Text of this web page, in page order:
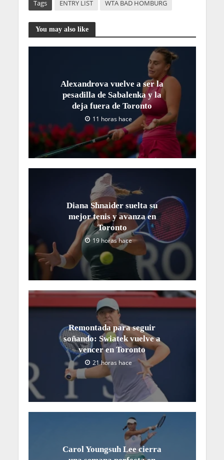
Tags ENTRY LIST WTA BAD HOMBURG
You may also like
Alexandrova vuelve a ser la
pesadilla de Sabalenka y la
deja fuera de Toronto
11 horas hace
Diana Shnaider suelta su
mejor tenis y avanza en
Toronto
19 horas hace
Remontada para seguir
soñando: Swiatek vuelve a
vencer en Toronto
21 horas hace
Carol Youngsuh Lee cierra